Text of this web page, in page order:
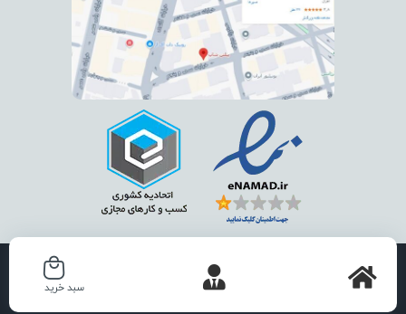
استفاده از تمامی مطالب ، تصاویر و محتوای سايت فقط برای مقاصد غیر
تجاری و با ذکر منبع بلامانع است .
سبد خرید